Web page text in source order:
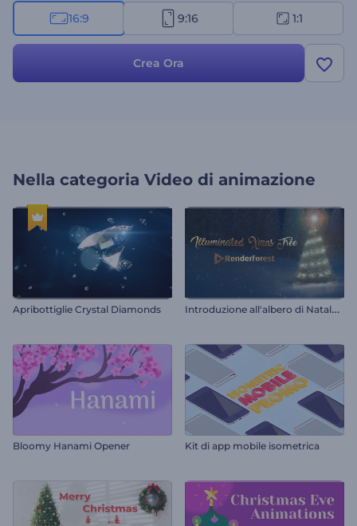
introduzioni per le feste, questo affascinante modello è la scelta
perfetta. Personalizzare il vostro video è facile e veloce: caricate il
musicale. Provatelo subito!
16:9 9:16 1:1
Crea Ora
Nella categoria Video di animazione
Apribottiglie Crystal Diamonds I
ntroduzione all'albero di Natale illuminato
Bloomy Hanami Opener Kit di app mobile isometrica